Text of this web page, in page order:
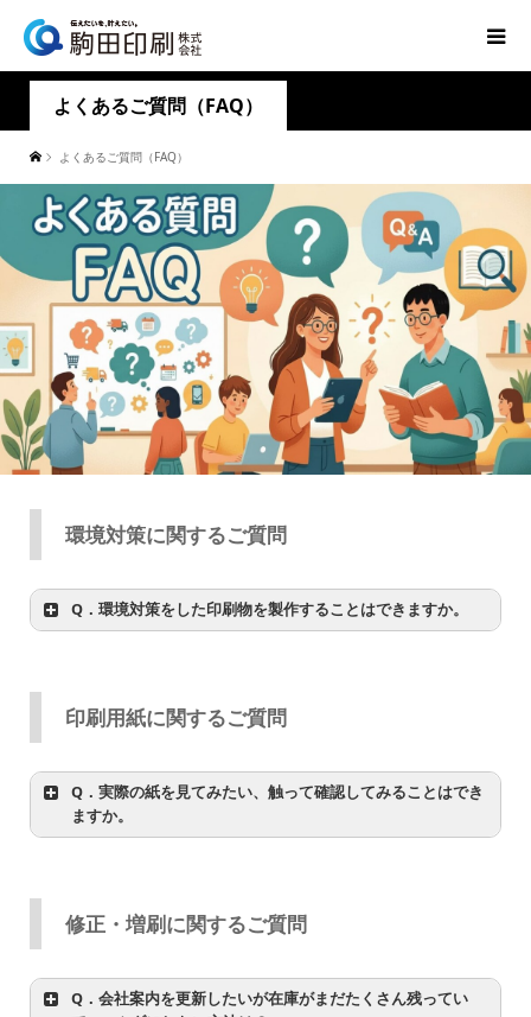
よくあるご質問（FAQ）
よくあるご質問（FAQ）
環境対策に関するご質問
Q．環境対策をした印刷物を製作することはできますか。
詳しくはこちらをご覧ください。
印刷用紙に関するご質問
Q．実際の紙を見てみたい、触って確認してみることはでき
ますか。
修正・増刷に関するご質問
Q．会社案内を更新したいが在庫がまだたくさん残ってい